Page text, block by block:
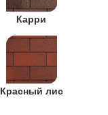
Карри
Красный лис